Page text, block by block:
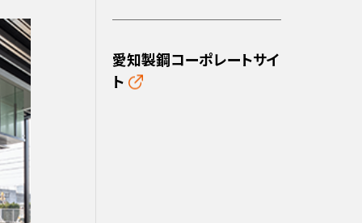
愛知製鋼コーポレートサイ
ト